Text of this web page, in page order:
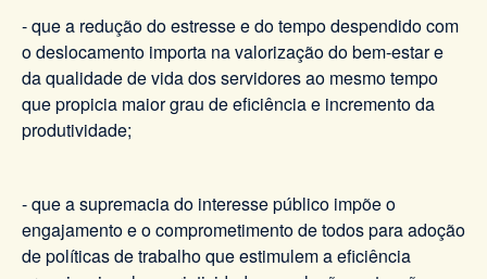
- que a redução do estresse e do tempo despendido com
o deslocamento importa na valorização do bem-estar e
da qualidade de vida dos servidores ao mesmo tempo
que propicia maior grau de eficiência e incremento da
produtividade;
- que a supremacia do interesse público impõe o
engajamento e o comprometimento de todos para adoção
de políticas de trabalho que estimulem a eficiência